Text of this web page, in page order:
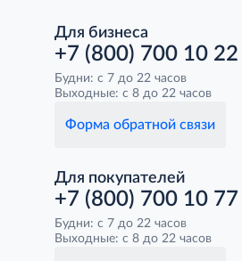
Для бизнеса
+7 (800) 700 10 22
Будни: с 7 до 22 часов
Выходные: с 8 до 22 часов
Форма обратной связи
Для покупателей
+7 (800) 700 10 77
Будни: с 7 до 22 часов
Выходные: с 8 до 22 часов